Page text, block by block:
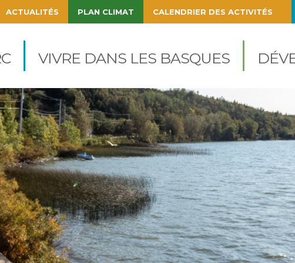
VIVRE DANS LES BASQUES
ACTUALITÉS PLAN CLIMAT CALENDRIER DES ACTIVITÉS